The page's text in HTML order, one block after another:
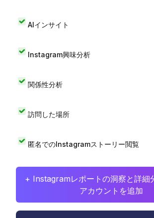
AIインサイト
Instagram興味分析
関係性分析
訪問した場所
匿名でのInstagramストーリー閲覧
+ Instagramレポートの洞察と詳細
アカウントを追加